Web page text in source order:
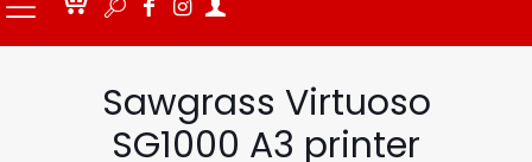
Sawgrass Virtuoso
SG1000 A3 printer